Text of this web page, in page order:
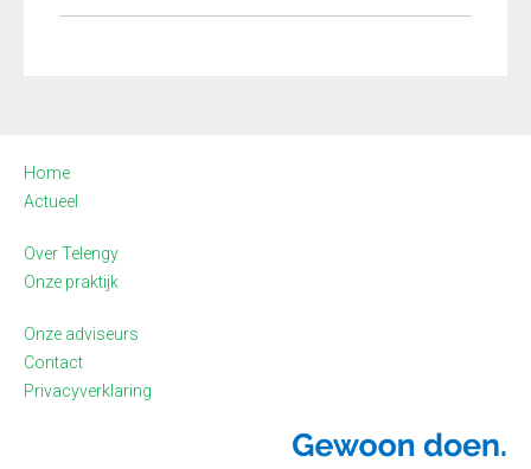
Home
Actueel
Over Telengy
Onze praktijk
Onze adviseurs
Contact
Privacyverklaring